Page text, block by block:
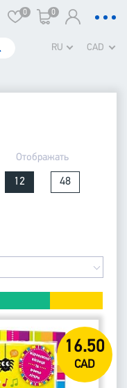
0 0
RU CAD
Отображать
12 48
16.50
CAD